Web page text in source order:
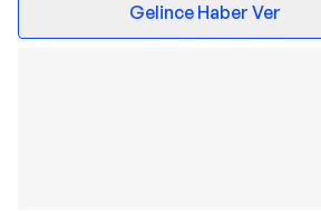
Gelince Haber Ver